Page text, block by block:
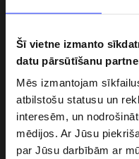
Šī vietne izmanto
datu pārsūtīšanu
Mēs izmantojam
atbilstošu statusu un
interesēm, un
mēdijos. Ar Jūsu
par Jūsu darbībām ar